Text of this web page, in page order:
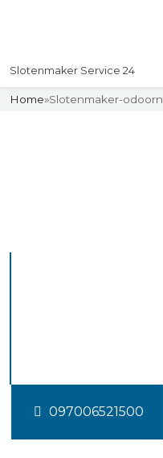
Slotenmaker Service 24
Home»Slotenmaker-odoorn
097006521500